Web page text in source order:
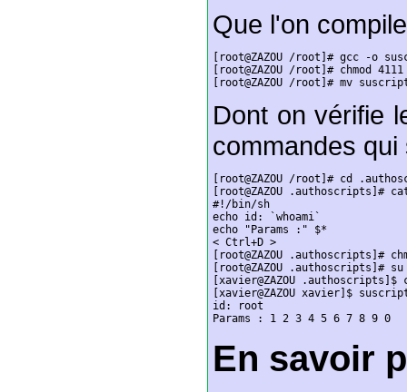
Que l'on
[root@ZAZOU /root]# gcc -o
[root@ZAZOU /root]# chmod
[root@ZAZOU /root]# mv
Dont on vérifie
commandes qui
[root@ZAZOU /root]# cd
[root@ZAZOU .authoscripts]#
#!/bin/sh
echo id: `whoami`
echo "Params :" $*
< Ctrl+D >
[root@ZAZOU .authoscripts]#
[root@ZAZOU .authoscripts]#
[xavier@ZAZOU .authoscripts]$
[xavier@ZAZOU xavier]$
id: root
Params : 1 2 3 4 5 6 7 8 9 0
En savoir